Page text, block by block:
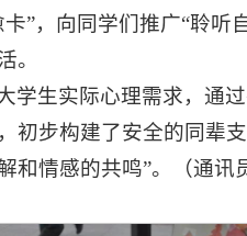
”，向同学们推广“聆
。
学生实际心理需求，通
初步构建了安全的同辈
和情感的共鸣”。（通